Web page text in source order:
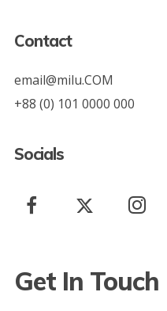
Contact
email@milu.COM
+88 (0) 101 0000 000
Socials
Get In Touch